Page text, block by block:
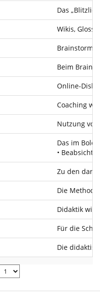
Das
Wikis,
Beim
Online-
Coaching
Nutzung
Das im
•
Zu den
Die
Didaktik
Für die
Die